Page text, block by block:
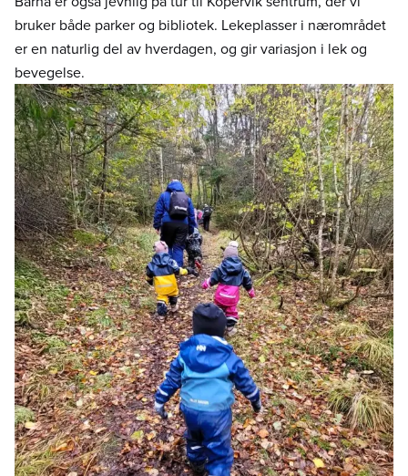
bruker både parker og bibliotek. Lekeplasser i nærområdet
er en naturlig del av hverdagen, og gir variasjon i lek og
bevegelse.